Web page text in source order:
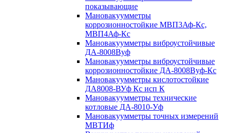
показывающие
Мановакуумметры
коррозионностойкие МВП3Аф-Кс,
МВП4Аф-Кс
Мановакуумметры виброустойчивые
ДА-8008Вуф
Мановакуумметры виброустойчивые
коррозионностойкие ДА-8008Вуф-Кс
Мановакуумметры кислотостойкие
ДА8008-ВУф Кс исп К
Мановакуумметры технические
котловые ДА-8010-Уф
Мановакуумметры точных измерений
МВТИф